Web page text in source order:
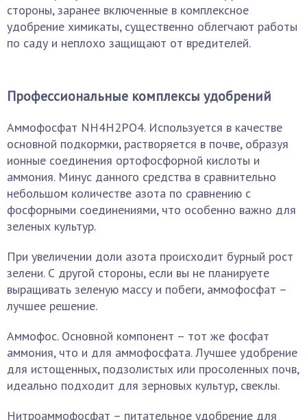
стороны, заранее включенные в комплексное
удобрение химикаты, существенно облегчают работы
по саду и неплохо защищают от вредителей.
Профессиональные комплексы удобрений
Аммофосфат NН4Н2РО4. Используется в качестве
основной подкормки, растворяется в почве, образуя
ионные соединения ортофосфорной кислоты и
аммония. Минус данного средства в сравнительно
небольшом количестве азота по сравнению с
фосфорными соединениями, что особенно важно для
зеленых культур.
При увеличении доли азота происходит бурный рост
зелени. С другой стороны, если вы не планируете
выращивать зеленую массу и побеги, аммофосфат –
лучшее решение.
Аммофос. Основной компонент – тот же фосфат
аммония, что и для аммофосфата. Лучшее удобрение
для истощенных, подзолистых или просоленных почв,
идеально подходит для зерновых культур, свеклы.
Нитроаммофосфат – питательное удобрение для